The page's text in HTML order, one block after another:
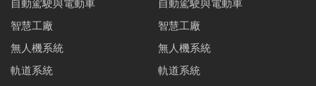
自動駕駛與電動車
智慧工廠
無人機系統
軌道系統
自動駕駛與電動車
智慧工廠
無人機系統
軌道系統